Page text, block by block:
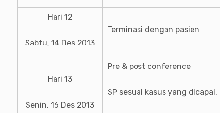
Hari 12
Sabtu, 14 Des 2013
Terminasi dengan pasien
Hari 13
Senin, 16 Des 2013
Pre & post conference
SP sesuai kasus yang dicapai,